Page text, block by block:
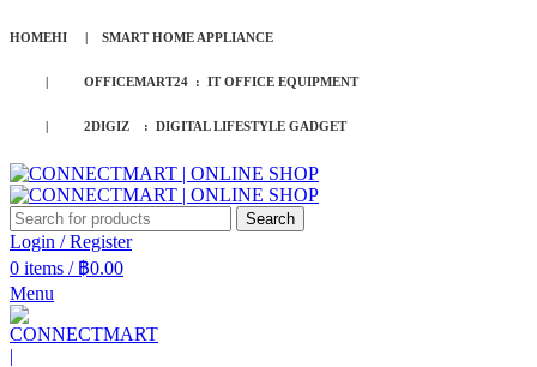
HOMEHI | SMART HOME APPLIANCE
| OFFICEMART24 : IT OFFICE EQUIPMENT
| 2DIGIZ : DIGITAL LIFESTYLE GADGET
Search
Login / Register
0 items / ฿0.00
Menu